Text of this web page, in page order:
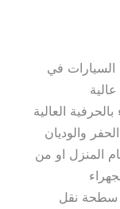
في
العالية
والوديان
المنزل او من
سطحة نقل